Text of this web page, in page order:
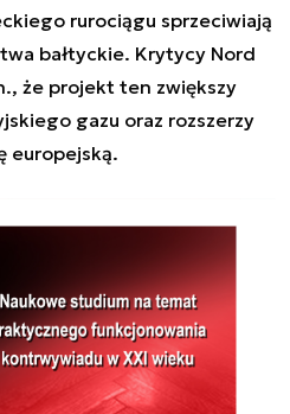
rurociągu sprzeciwiają
bałtyckie. Krytycy Nord
że projekt ten zwiększy
gazu oraz rozszerzy
europejską.